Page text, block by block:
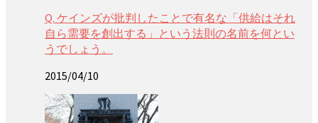
Q. ケインズが批判したことで有名な「供給はそれ
自ら需要を創出する」という法則の名前を何とい
うでしょう。
2015/04/10